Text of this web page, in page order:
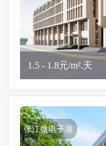
1.5 - 1.8元/m².天
张江微电子港